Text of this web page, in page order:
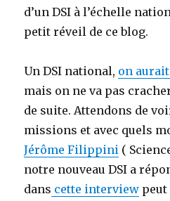
d’un DSI à l’échelle
petit réveil de ce blog.
Un DSI national, on aurait
mais on ne va pas
de suite. Attendons de
missions et avec quels
Jérôme Filippini (
notre nouveau DSI a
dans cette interview